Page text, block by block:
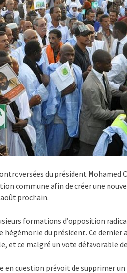
du président Mohamed
commune afin de créer une
prochain.
formations d’opposition
du président. Ce dernier
ce malgré un vote défavorable
question prévoit de supprimer